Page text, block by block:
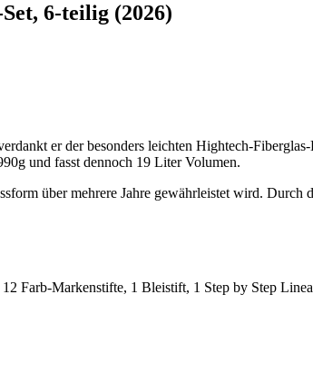
6-teilig (2026)
er der besonders leichten Hightech-
und fasst dennoch 19 Liter Volumen.
über mehrere Jahre gewährleistet wird. Durch
Farb-Markenstifte, 1 Bleistift, 1 Step by Step